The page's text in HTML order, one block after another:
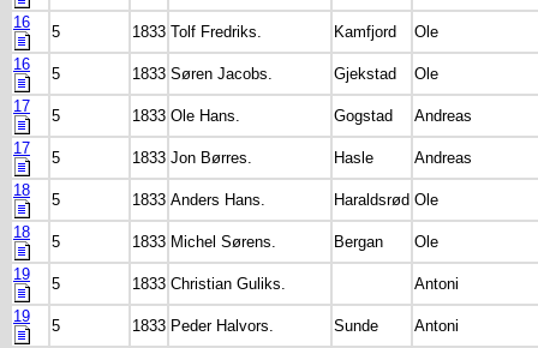
16
5 1833 Tolf Fredriks. Kamfjord
Ole
16
5 1833 Søren Jacobs. Gjekstad
Ole
17
5 1833 Ole Hans. Gogstad
Andreas
17
5 1833 Jon Børres. Hasle
Andreas
18
5 1833 Anders Hans. Haraldsrød Ole
18
5 1833 Michel Sørens. Bergan
Ole
19
5 1833 Christian Guliks.
Antoni
19
5 1833 Peder Halvors. Sunde
Antoni